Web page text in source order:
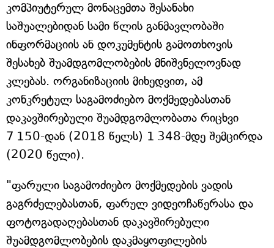
კომპიუტერულ მონაცემთა შესანახი
საშუალებიდან სამი წლის განმავლობაში
ინფორმაციის ან დოკუმენტის გამოთხოვის
შესახებ შუამდგომლობების მნიშვნელოვნად
კლებას. ორგანიზაციის მიხედვით, ამ
კონკრეტულ საგამოძიებო მოქმედებასთან
დაკავშირებული შუამდგომლობათა რიცხვი
7 150-დან (2018 წელს) 1 348-მდე შემცირდა
(2020 წელი).
"ფარული საგამოძიებო მოქმედების ვადის
გაგრძელებასთან, ფარულ ვიდეოჩაწერასა და
ფოტოგადაღებასთან დაკავშირებული
შუამდგომლობების დაკმაყოფილების